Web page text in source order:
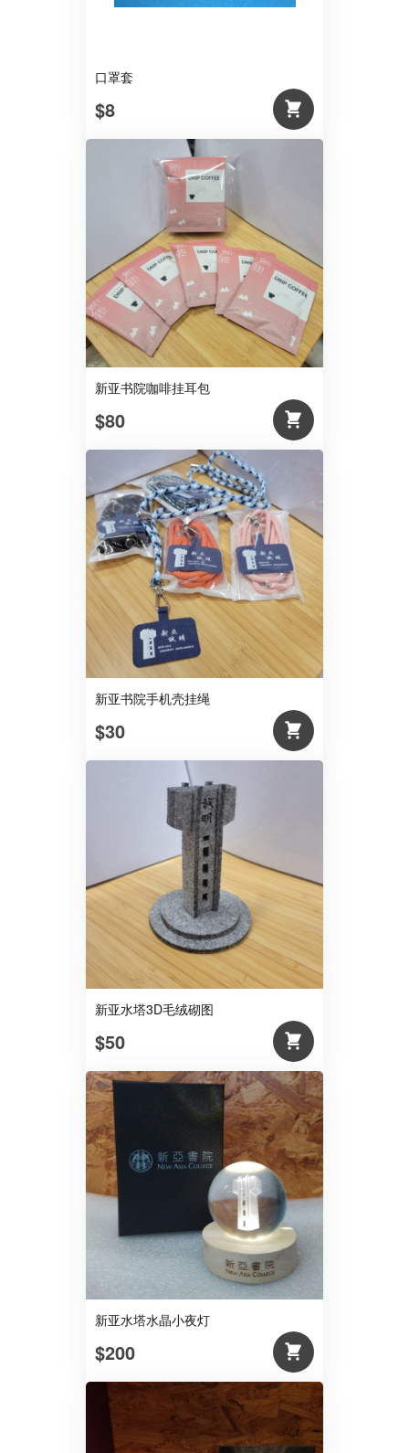
口罩套
$8
新亚书院咖啡挂耳包
$80
新亚书院手机壳挂绳
$30
新亚水塔3D毛绒砌图
$50
新亚水塔水晶小夜灯
$200